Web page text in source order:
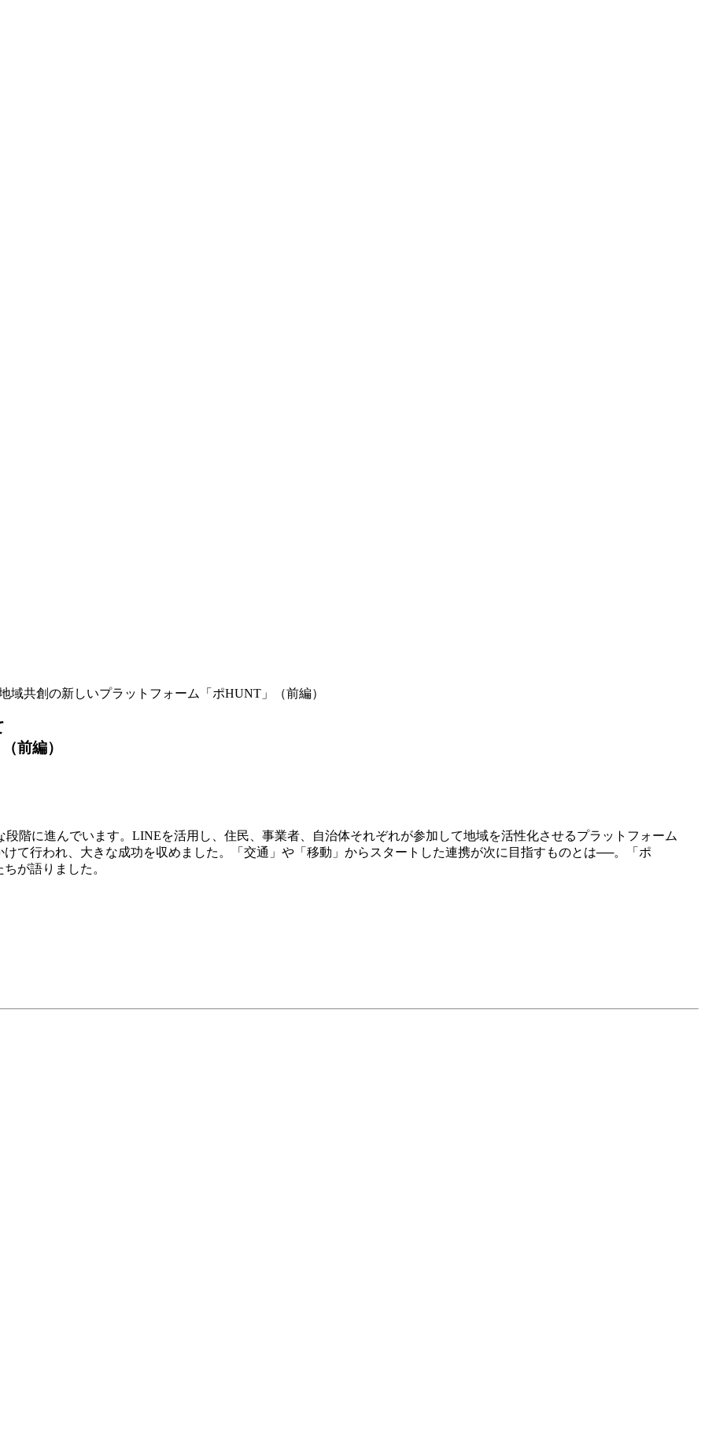
共創の新しいプラットフォーム「ポHUNT」（前編）
前編）
階に進んでいます。LINEを活用し、住民、事業者、自治体それぞれが参加して地域を活性化させるプラットフォーム
けて行われ、大きな成功を収めました。「交通」や「移動」からスタートした連携が次に目指すものとは──。「ポ
が語りました。